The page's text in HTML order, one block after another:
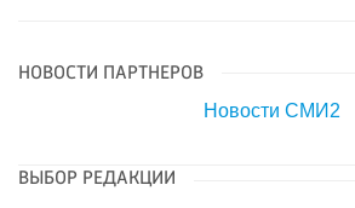
НОВОСТИ ПАРТНЕРОВ
Новости СМИ2
ВЫБОР РЕДАКЦИИ